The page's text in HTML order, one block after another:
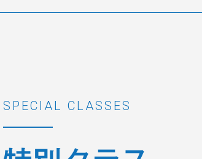
SPECIAL CLASSES